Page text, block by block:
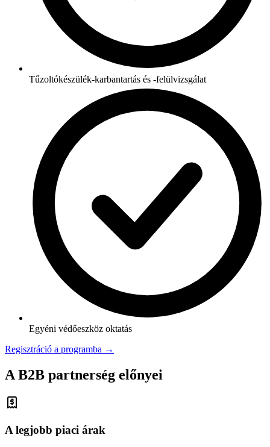
Tűzoltókészülék-karbantartás és -felülvizsgálat
Egyéni védőeszköz oktatás
Regisztráció a programba →
A B2B partnerség előnyei
A legjobb piaci árak